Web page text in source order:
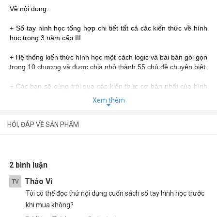
Về nội dung:
+ Sổ tay hình học tổng hợp chi tiết tất cả các kiến thức về hình
học trong 3 năm cấp III
+ Hệ thống kiến thức hình học một cách logic và bài bản gói gọn
trong 10 chương và được chia nhỏ thành 55 chủ đề chuyên biệt.
+ Các bạn sẽ cùng trải qua các kiến thức cơ bản nhất của hình
Về hình thức:
– Các từ vựng quan trọng được tô màu vàng và xác định rõ
– Các thuật ngữ và khái niệm liên quan được viết bằng bút xanh
Xem thêm
HỎI, ĐÁP VỀ SẢN PHẨM
2 bình luận
TV Thảo Vi
Tôi có thể đọc thử nội dung cuốn sách sổ tay hình học trước
khi mua không?